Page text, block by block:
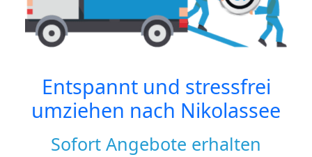
Entspannt und stressfrei
umziehen nach Nikolassee
Sofort Angebote erhalten